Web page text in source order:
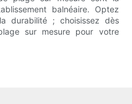
balnéaire. Optez
durabilité ; choisissez dès
sur mesure pour votre